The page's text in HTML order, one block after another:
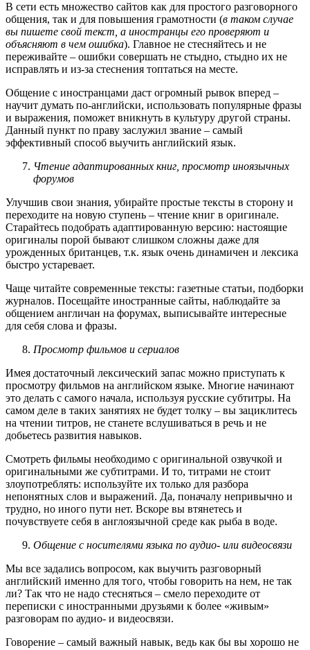
В сети есть множество сайтов как для простого разговорного
общения, так и для повышения грамотности (в таком случае
вы пишете свой текст, а иностранцы его проверяют и
объясняют в чем ошибка). Главное не стесняйтесь и не
переживайте – ошибки совершать не стыдно, стыдно их не
исправлять и из-за стеснения топтаться на месте.
Общение с иностранцами даст огромный рывок вперед –
научит думать по-английски, использовать популярные фразы
и выражения, поможет вникнуть в культуру другой страны.
Данный пункт по праву заслужил звание – самый
эффективный способ выучить английский язык.
Чтение адаптированных книг, просмотр иноязычных
форумов
Улучшив свои знания, убирайте простые тексты в сторону и
переходите на новую ступень – чтение книг в оригинале.
Старайтесь подобрать адаптированную версию: настоящие
оригиналы порой бывают слишком сложны даже для
урожденных британцев, т.к. язык очень динамичен и лексика
быстро устаревает.
Чаще читайте современные тексты: газетные статьи, подборки
журналов. Посещайте иностранные сайты, наблюдайте за
общением англичан на форумах, выписывайте интересные
для себя слова и фразы.
Просмотр фильмов и сериалов
Имея достаточный лексический запас можно приступать к
просмотру фильмов на английском языке. Многие начинают
это делать с самого начала, используя русские субтитры. На
самом деле в таких занятиях не будет толку – вы зациклитесь
на чтении титров, не станете вслушиваться в речь и не
добьетесь развития навыков.
Смотреть фильмы необходимо с оригинальной озвучкой и
оригинальными же субтитрами. И то, титрами не стоит
злоупотреблять: используйте их только для разбора
непонятных слов и выражений. Да, поначалу непривычно и
трудно, но иного пути нет. Вскоре вы втянетесь и
почувствуете себя в англоязычной среде как рыба в воде.
Общение с носителями языка по аудио- или видеосвязи
Мы все задались вопросом, как выучить разговорный
английский именно для того, чтобы говорить на нем, не так
ли? Так что не надо стесняться – смело переходите от
переписки с иностранными друзьями к более «живым»
разговорам по аудио- и видеосвязи.
Говорение – самый важный навык, ведь как бы вы хорошо не